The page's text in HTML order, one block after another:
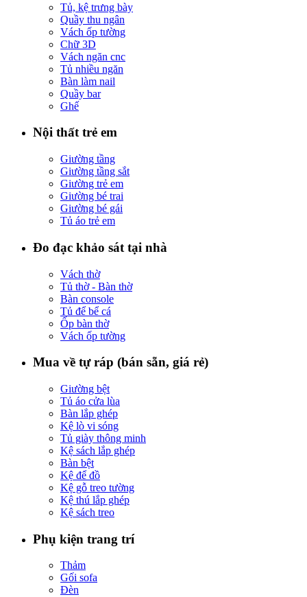
Tủ, kệ trưng bày
Quầy thu ngân
Vách ốp tường
Chữ 3D
Vách ngăn cnc
Tủ nhiều ngăn
Bàn làm nail
Quầy bar
Ghế
Nội thất trẻ em
Giường tầng
Giường tầng sắt
Giường trẻ em
Giường bé trai
Giường bé gái
Tủ áo trẻ em
Đo đạc khảo sát tại nhà
Vách thờ
Tủ thờ - Bàn thờ
Bàn console
Tủ để bể cá
Ốp bàn thờ
Vách ốp tường
Mua về tự ráp (bán sẵn, giá rẻ)
Giường bệt
Tủ áo cửa lùa
Bàn lắp ghép
Kệ lò vi sóng
Tủ giày thông minh
Kệ sách lắp ghép
Bàn bệt
Kệ để đồ
Kệ gỗ treo tường
Kệ thú lắp ghép
Kệ sách treo
Phụ kiện trang trí
Thảm
Gối sofa
Đèn